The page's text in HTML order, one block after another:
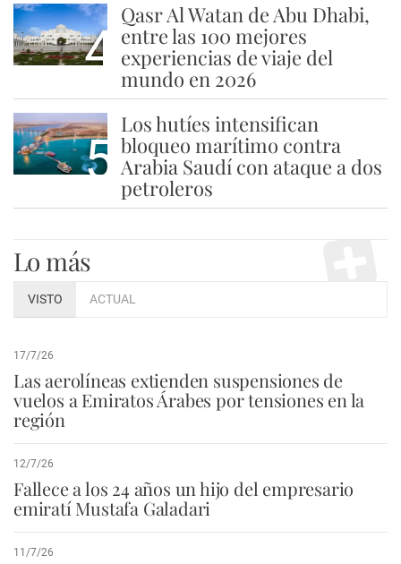
4
Qasr Al Watan de Abu Dhabi,
entre las 100 mejores
experiencias de viaje del
mundo en 2026
5
Los hutíes intensifican
bloqueo marítimo contra
Arabia Saudí con ataque a dos
petroleros
Lo más
VISTO ACTUAL
17/7/26
Las aerolíneas extienden suspensiones de
vuelos a Emiratos Árabes por tensiones en la
región
12/7/26
Fallece a los 24 años un hijo del empresario
emiratí Mustafa Galadari
11/7/26